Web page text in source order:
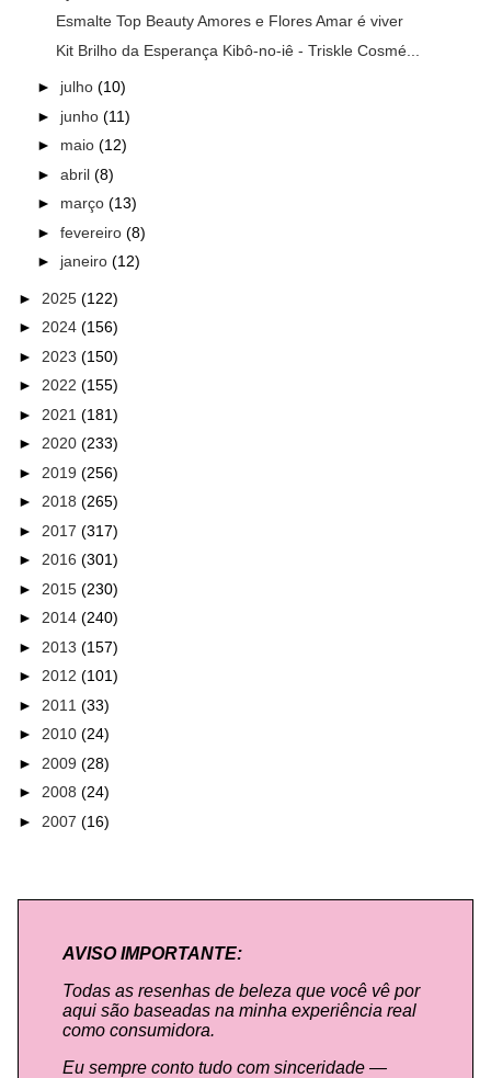
Esmalte Top Beauty Amores e Flores Amar é viver
Kit Brilho da Esperança Kibô-no-iê - Triskle Cosmé...
► julho (10)
► junho (11)
► maio (12)
► abril (8)
► março (13)
► fevereiro (8)
► janeiro (12)
► 2025 (122)
► 2024 (156)
► 2023 (150)
► 2022 (155)
► 2021 (181)
► 2020 (233)
► 2019 (256)
► 2018 (265)
► 2017 (317)
► 2016 (301)
► 2015 (230)
► 2014 (240)
► 2013 (157)
► 2012 (101)
► 2011 (33)
► 2010 (24)
► 2009 (28)
► 2008 (24)
► 2007 (16)
AVISO IMPORTANTE:
Todas as resenhas de beleza que você vê por
aqui são baseadas na minha experiência real
como consumidora.
Eu sempre conto tudo com sinceridade —